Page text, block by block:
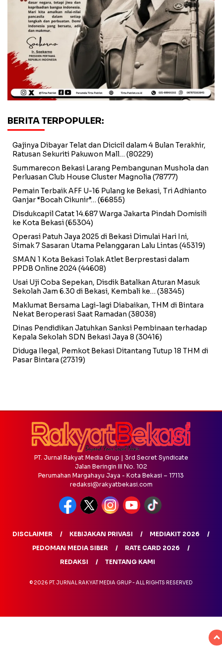
BERITA TERPOPULER:
Gajinya Dibayar Telat dan Dicicil dalam 4 Bulan Terakhir,
Ratusan Sekuriti Pakuwon Mall… (80229)
Summarecon Bekasi Larang Pembangunan Mushola dan
Perluasan Club House Cluster Magnolia (78777)
Pemain Terbaik AFF U-16 Pulang ke Bekasi, Tri Adhianto
Ganjar “Bocah Cikunir”… (66855)
Disdukcapil Catat 14.687 Warga Jakarta Pindah Domisili
ke Kota Bekasi(65304)
Operasi Patuh Jaya 2025 di Bekasi Dimulai Hari Ini,
Simak 7 Sasaran Utama Pelanggaran Lalu Lintas (45319)
SMAN 1 Kota Bekasi Tolak Atlet Berprestasi dalam
PPDB Online 2024(44608)
Usai Uji Coba Sepekan, Disdik Batalkan Aturan Masuk
Sekolah Jam 6.30 di Bekasi, Kembali ke… (38345)
Maklumat Bersama Lagi-lagi Diabaikan, THM di Bintara
Nekat Beroperasi Saat Ramadan (38038)
Dinas Pendidikan Jatuhkan Sanksi Pembinaan terhadap
Kepala Sekolah SDN Bekasi Jaya 8 (30416)
Diduga Ilegal, Pemkot Bekasi Ditantang Tutup 18 THM di
Pasar Bintara (27319)
PT. Jurnal Rakyat Media Grup | 3rd Secret Syndicate
Jalan Beringin III No. 102
Perumahan Margahayu Jaya - Kota Bekasi – 17113
redaksi@rakyatbekasi.com
DISCLAIMER KEBIJAKAN PRIVASI
MEDIAKIT 2026
PEDOMAN MEDIA SIBER
RATE CARD 2026
REDAKSI
TENTANG KAMI
© 2026 PT. JURNAL RAKYAT MEDIA GRUP - ALL RIGHTS RESERVED